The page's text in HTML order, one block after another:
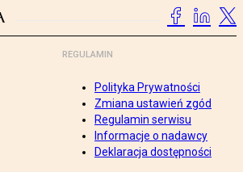
REGULAMIN
Polityka Prywatności
Zmiana ustawień zgód
Regulamin serwisu
Informacje o nadawcy
Deklaracja dostępności